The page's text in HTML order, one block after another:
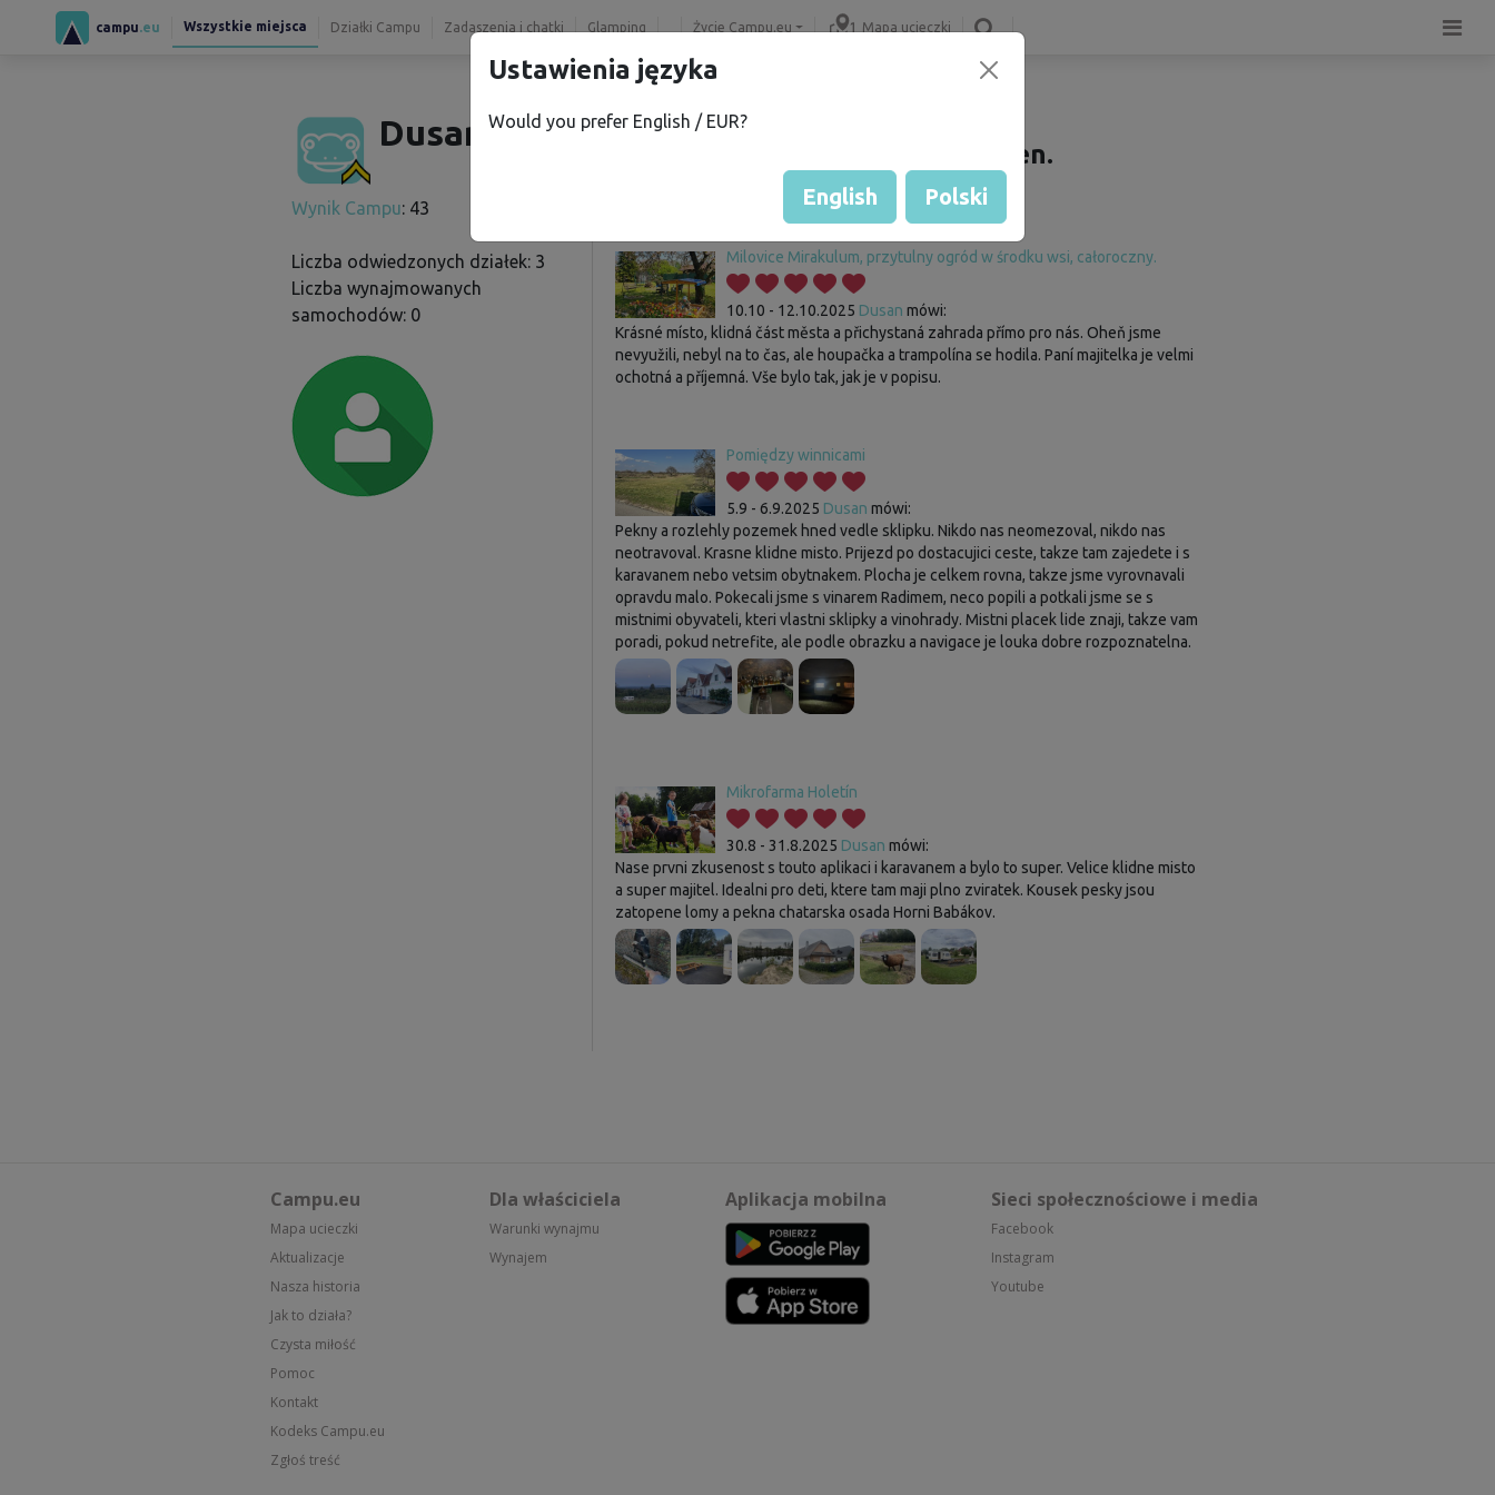
campu .eu Wszystkie miejsca Działki Campu Zadaszenia i chatki Glamping Życie Campu.eu Mapa ucieczki
Dusan R.
Wynik Campu: 43
Liczba odwiedzonych działek: 3
Liczba wynajmowanych
samochodów: 0
Gość nie ma jeszcze żadnych ocen.
Milovice Mirakulum, przytulny ogród w środku wsi, całoroczny.
10.10 - 12.10.2025 Dusan mówi:
Krásné místo, klidná část města a přichystaná zahrada přímo pro nás. Oheň jsme
nevyužili, nebyl na to čas, ale houpačka a trampolína se hodila. Paní majitelka je velmi
ochotná a příjemná. Vše bylo tak, jak je v popisu.
Pomiędzy winnicami
5.9 - 6.9.2025 Dusan mówi:
Pekny a rozlehly pozemek hned vedle sklipku. Nikdo nas neomezoval, nikdo nas
neotravoval. Krasne klidne misto. Prijezd po dostacujici ceste, takze tam zajedete i s
karavanem nebo vetsim obytnakem. Plocha je celkem rovna, takze jsme vyrovnavali
opravdu malo. Pokecali jsme s vinarem Radimem, neco popili a potkali jsme se s
mistnimi obyvateli, kteri vlastni sklipky a vinohrady. Mistni placek lide znaji, takze vam
poradi, pokud netrefite, ale podle obrazku a navigace je louka dobre rozpoznatelna.
Mikrofarma Holetín
30.8 - 31.8.2025 Dusan mówi:
Nase prvni zkusenost s touto aplikaci i karavanem a bylo to super. Velice klidne misto
a super majitel. Idealni pro deti, ktere tam maji plno zviratek. Kousek pesky jsou
zatopene lomy a pekna chatarska osada Horni Babákov.
Campu.eu
Mapa ucieczki
Aktualizacje
Nasza historia
Jak to działa?
Czysta miłość
Pomoc
Kontakt
Kodeks Campu.eu
Zgłoś treść
Dla właściciela
Warunki wynajmu
Wynajem
Aplikacja mobilna Sieci społecznościowe i media
Facebook
Instagram
Youtube
Ustawienia języka
Would you prefer English / EUR?
English Polski